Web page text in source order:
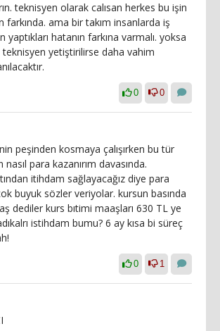
teknisyen olarak calısan herkes bu işin
farkında. ama bir takım insanlarda iş
hatanın farkına varmalı. yoksa
teknisyen yetiştirilirse daha vahim
0 0
peşinden kosmaya çalışırken bu tür
para kazanırım davasında.
itihdam sağlayacağız diye para
buyuk sözler veriyolar. kursun basında
dediler kurs bıtimi maaşları 630 TL ye
istihdam bumu? 6 ay kısa bi süreç
0 1